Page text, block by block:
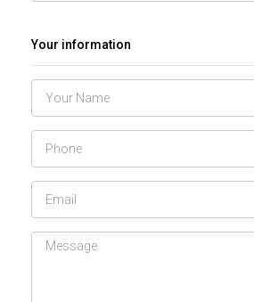
Your information